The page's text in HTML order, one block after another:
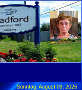
Sonntag, August 09, 2026